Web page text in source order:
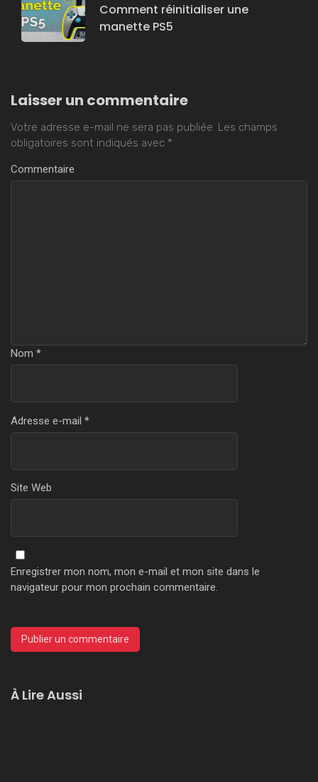
Comment réinitialiser une
manette PS5
Laisser un commentaire
Votre adresse e-mail ne sera pas publiée. Les champs
obligatoires sont indiqués avec *
Commentaire
Nom *
Adresse e-mail *
Site Web
Enregistrer mon nom, mon e-mail et mon site dans le
navigateur pour mon prochain commentaire.
À Lire Aussi